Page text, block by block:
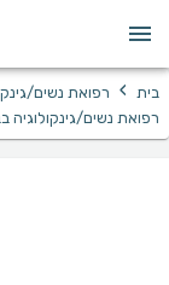
בית › רפואת נשים/
רפואת נשים/גינקולוגיה